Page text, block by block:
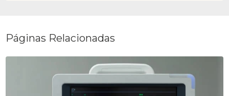
Páginas Relacionadas